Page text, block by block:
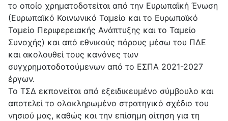
το οποίο χρηματοδοτείται από την Ευρωπαϊκή Ένωση
(Ευρωπαϊκό Κοινωνικό Ταμείο και το Ευρωπαϊκό
Ταμείο Περιφερειακής Ανάπτυξης και το Ταμείο
Συνοχής) και από εθνικούς πόρους μέσω του ΠΔΕ
και ακολουθεί τους κανόνες των
συγχρηματοδοτούμενων από το ΕΣΠΑ 2021-2027
έργων.
Το ΤΣΔ εκπονείται από εξειδικευμένο σύμβουλο και
αποτελεί το ολοκληρωμένο στρατηγικό σχέδιο του
νησιού μας, καθώς και την επίσημη αίτηση για τη